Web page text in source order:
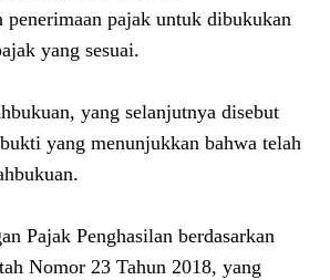
penerimaan pajak untuk dibukukan
yang sesuai.
yang selanjutnya disebut
yang menunjukkan bahwa telah
Pajak Penghasilan berdasarkan
Nomor 23 Tahun 2018, yang